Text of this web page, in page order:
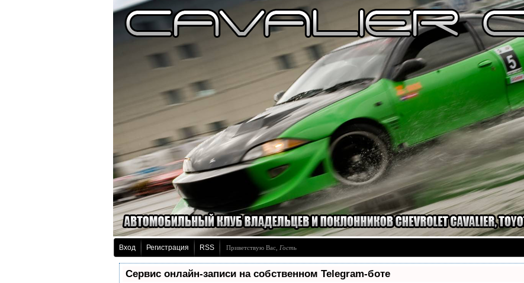
Вход Регистрация RSS Приветствую Вас Гость
Сервис онлайн-записи на собственном Telegram-боте